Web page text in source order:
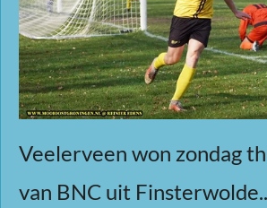
Veelerveen won zondag
van BNC uit Finsterwolde..